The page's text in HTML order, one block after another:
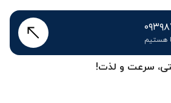
سرعت و لذت!
هستیم